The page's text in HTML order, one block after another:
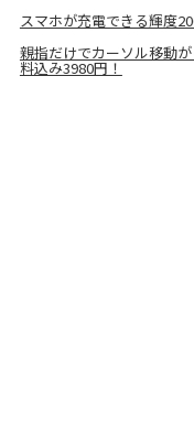
スマホが充電できる輝度
親指だけでカーソル移動
料込み3980円！